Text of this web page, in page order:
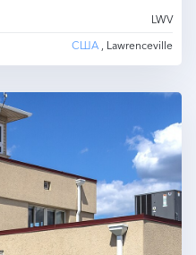
LWV
США , Lawrenceville